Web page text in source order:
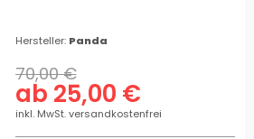
Hersteller: Panda
ab 25,00 €
70,00 €
inkl. MwSt. versandkostenfrei